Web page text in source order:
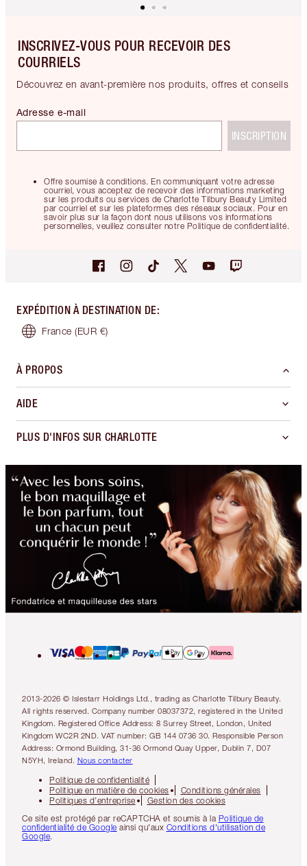
INSCRIVEZ-VOUS POUR RECEVOIR DES
COURRIELS
Découvrez en avant-première nos produits, offres et conseils
Offre soumise à conditions. En communiquant votre adresse
courriel, vous acceptez de recevoir des informations marketing
sur les produits ou services de Charlotte Tilbury Beauty Limited
par courriel et sur les plateformes des réseaux sociaux. Pour en
savoir plus sur la façon dont nous utilisons vos informations
personnelles, veuillez consulter notre Politique de confidentialité.
Adresse e-mail
INSCRIPTION
EXPÉDITION À DESTINATION DE:
France (EUR €)
À PROPOS
AIDE
PLUS D'INFOS SUR CHARLOTTE
2013-2026 © Islestarr Holdings Ltd., trading as Charlotte Tilbury Beauty.
All rights reserved. Company number 08037372, registered in the United
Kingdom. Registered Office Address: 8 Surrey Street, London, United
Kingdom WC2R 2ND. VAT number: GB 144 0736 30. Responsible Person
Address: Ormond Building, 31-36 Ormond Quay Upper, Dublin 7, D07
N5YH, Ireland. Nous contacter
Politique de confidentialité
Politique en matière de cookies
Conditions générales
Politiques d’entreprise
Gestion des cookies
Ce site est protégé par reCAPTCHA et soumis à la Politique de
confidentialité de Google ainsi qu'aux Conditions d'utilisation de
Google.